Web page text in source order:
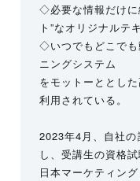
◇必要な情報だけに
ト”なオリジナルテ
◇いつでもどこでも
ニングシステム
をモットーととし
利用されている。
2023年4月、自社
し、受講生の資格
日本マーケティン